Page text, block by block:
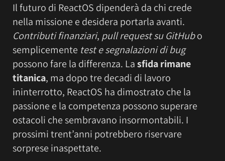
Il futuro di ReactOS dipenderà da chi crede
nella missione e desidera portarla avanti.
Contributi finanziari, pull request su GitHubo
semplicemente test e segnalazioni di bug
possono fare la differenza. Lasfida rimane
titanica, ma dopo tre decadi di lavoro
ininterrotto, ReactOS ha dimostrato che la
passione e la competenza possono superare
ostacoli che sembravano insormontabili. I
prossimi trent’anni potrebbero riservare
sorprese inaspettate.